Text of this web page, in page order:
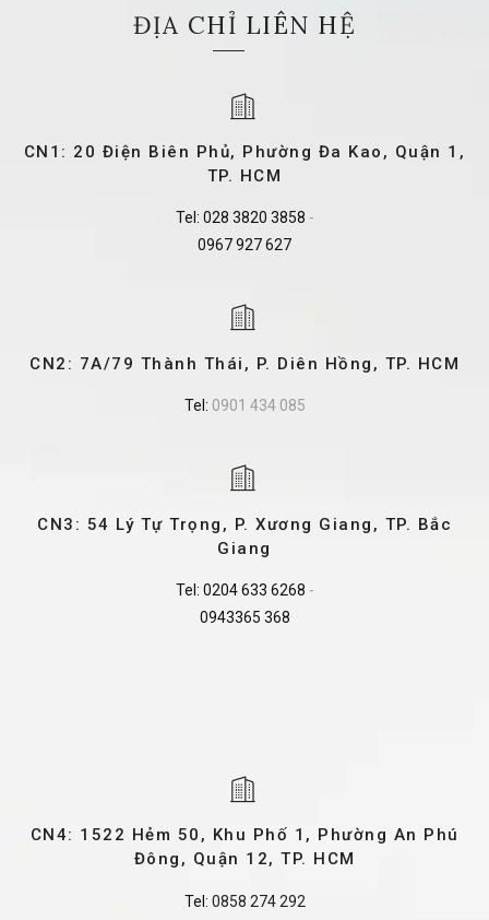
ĐỊA CHỈ LIÊN HỆ
CN1: 20 Điện Biên Phủ, Phường Đa Kao, Quận 1,
TP. HCM
Tel: 028 3820 3858 -
0967 927 627
CN2: 7A/79 Thành Thái, P. Diên Hồng, TP. HCM
Tel: 0901 434 085
CN3: 54 Lý Tự Trọng, P. Xương Giang, TP. Bắc
Giang
Tel: 0204 633 6268 -
0943365 368
CN4: 1522 Hẻm 50, Khu Phố 1, Phường An Phú
Đông, Quận 12, TP. HCM
Tel: 0858 274 292